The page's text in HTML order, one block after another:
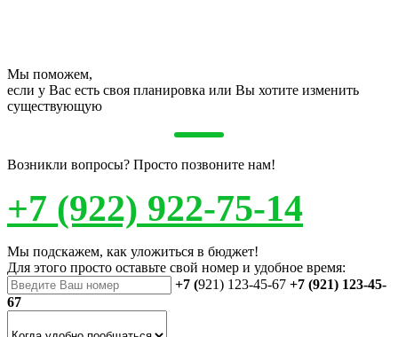
Мы поможем,
если у Вас есть своя планировка или Вы хотите изменить
существующую
Возникли вопросы? Просто позвоните нам!
+7 (922) 922-75-14
Мы подскажем, как уложиться в бюджет!
Для этого просто оставьте свой номер и удобное время:
+7 (921) 123-45-67 +7 (921) 123-45-
67